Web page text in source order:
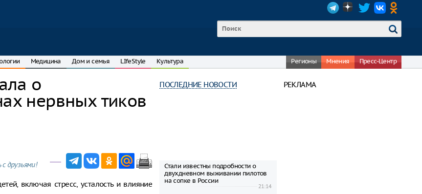
Медицина Дом и семья LIfeStyle Культура Регионы Мнения Пресс-Центр
о
нервных тиков
друзьями!
включая стресс, усталость и влияние
ПОСЛЕДНИЕ НОВОСТИ
Стали известны подробности о
двухдневном выживании пилотов
на сопке в России
21:14
РЕКЛАМА